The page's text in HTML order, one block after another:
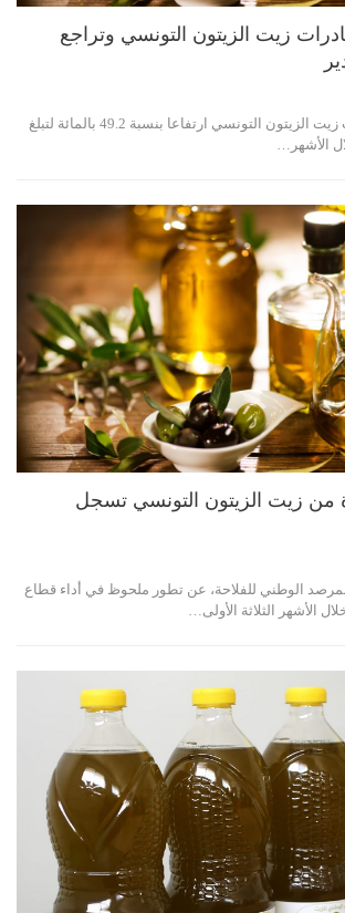
زيت الزيتون التونسي وتراجع
سجلت عائدات صادرات زيت الزيتون التونسي ارتفاعا بنسبة 49.2 بالمائة لتبلغ
من زيت الزيتون التونسي تسجل
الوطني للفلاحة، عن تطور ملحوظ في أداء قطاع
الأشهر الثلاثة الأولى…